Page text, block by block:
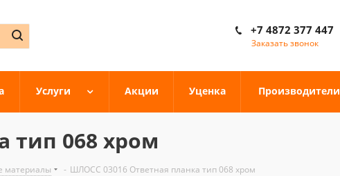
+7 4872 377 447
Заказать звонок
Услуги Акции Уценка Производители
тип 068 хром
материалы - ШЛОСС 03016 Ответная планка тип 068 хром